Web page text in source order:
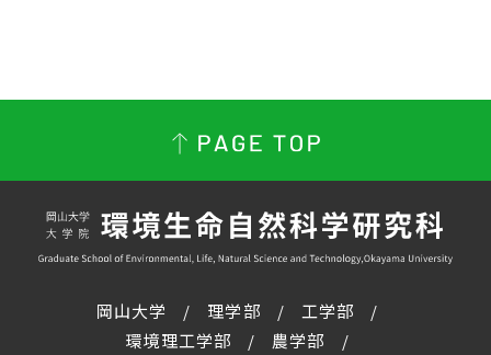
岡山大学 理学部
工学部
環境理工学部
農学部